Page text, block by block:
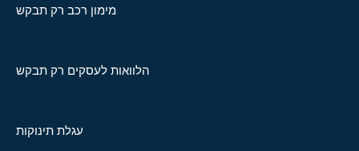
מימון רכב רק תבקש
הלוואות לעסקים רק תבקש
עגלת תינוקות